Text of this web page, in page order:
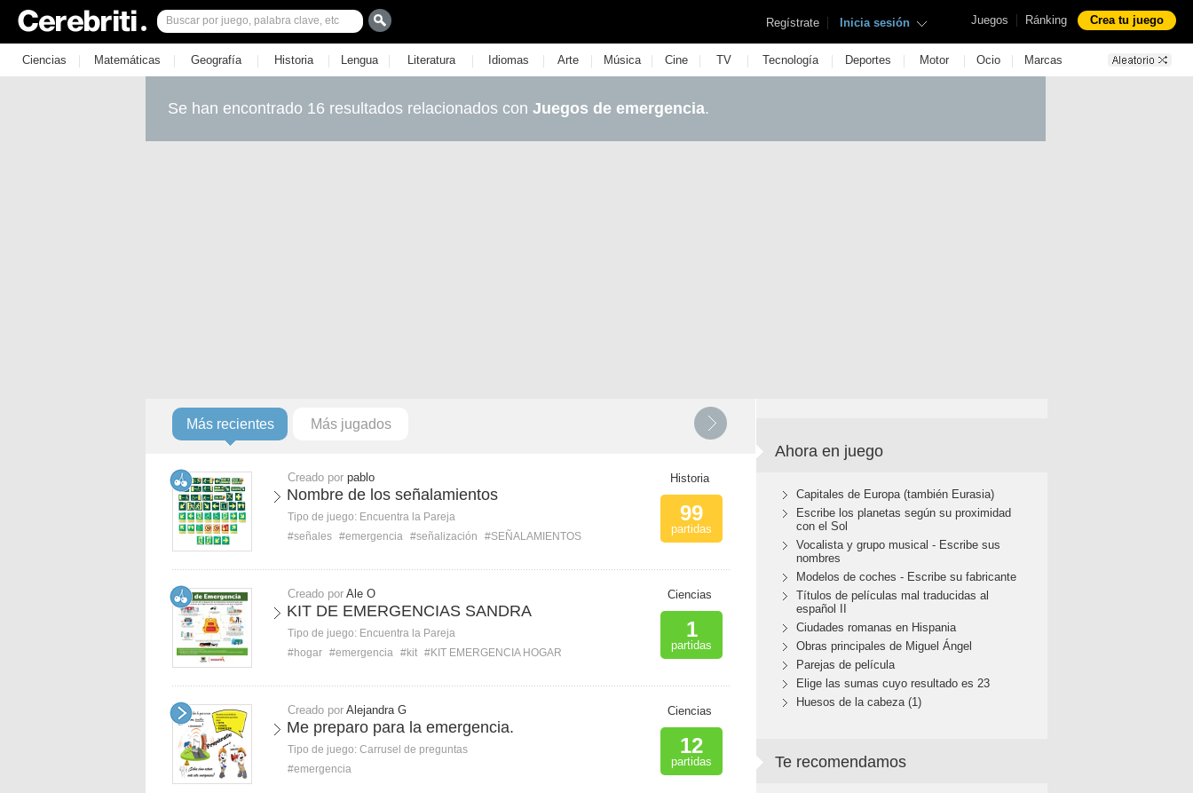
Juegos | Ránking Crea tu juego
Regístrate | Inicia sesión
Ciencias | Matemáticas | Geografía | Historia | Lengua | Literatura | Idiomas | Arte | Música | Cine | TV | Tecnología | Deportes | Motor | Ocio | Marcas
Se han encontrado 16 resultados relacionados con Juegos de emergencia.
Más recientes Más jugados
Creado por pablo
Nombre de los señalamientos
Tipo de juego: Encuentra la Pareja
#señales #emergencia #señalización #SEÑALAMIENTOS
Historia
99
partidas
Creado por Ale O
KIT DE EMERGENCIAS SANDRA
Tipo de juego: Encuentra la Pareja
#hogar #emergencia #kit #KIT EMERGENCIA HOGAR
Ciencias
1
partidas
Creado por Alejandra G
Me preparo para la emergencia.
Tipo de juego: Carrusel de preguntas
#emergencia
Ciencias
12
partidas
Ahora en juego
Capitales de Europa (también Eurasia)
Escribe los planetas según su proximidad
con el Sol
Vocalista y grupo musical - Escribe sus
nombres
Modelos de coches - Escribe su fabricante
Títulos de películas mal traducidas al
español II
Ciudades romanas en Hispania
Obras principales de Miguel Ángel
Parejas de película
Elige las sumas cuyo resultado es 23
Huesos de la cabeza (1)
Te recomendamos